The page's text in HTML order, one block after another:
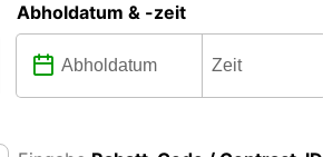
Abholdatum & -zeit